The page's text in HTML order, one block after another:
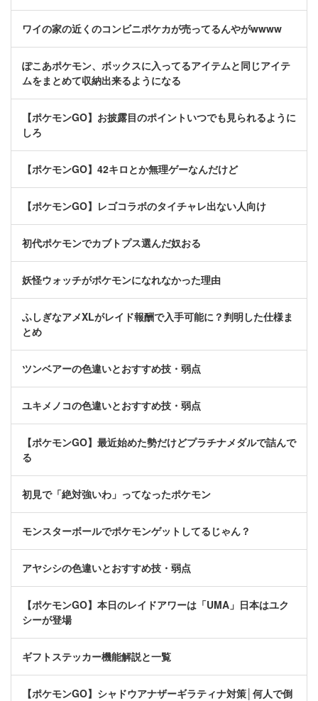
ワイの家の近くのコンビニポケカが売ってるんやがwwww
ぽこあポケモン、ボックスに入ってるアイテムと同じアイテ
ムをまとめて収納出来るようになる
【ポケモンGO】お披露目のポイントいつでも見られるように
しろ
【ポケモンGO】42キロとか無理ゲーなんだけど
【ポケモンGO】レゴコラボのタイチャレ出ない人向け
初代ポケモンでカブトプス選んだ奴おる
妖怪ウォッチがポケモンになれなかった理由
ふしぎなアメXLがレイド報酬で入手可能に？判明した仕様ま
とめ
ツンベアーの色違いとおすすめ技・弱点
ユキメノコの色違いとおすすめ技・弱点
【ポケモンGO】最近始めた勢だけどプラチナメダルで詰んで
る
初見で「絶対強いわ」ってなったポケモン
モンスターボールでポケモンゲットしてるじゃん？
アヤシシの色違いとおすすめ技・弱点
【ポケモンGO】本日のレイドアワーは「UMA」日本はユク
シーが登場
ギフトステッカー機能解説と一覧
【ポケモンGO】シャドウアナザーギラティナ対策│何人で倒